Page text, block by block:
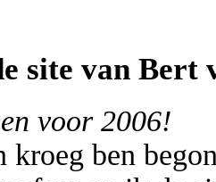
site van Bert
voor 2006!
kroeg ben
nike dunkbasketball shoes